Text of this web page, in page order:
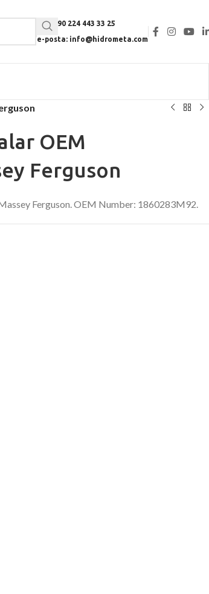
Tel: +90 224 443 33 25
e-posta: info@hidrometa.com
OEM
Ferguson
Ferguson. OEM Number: 1860283M92.